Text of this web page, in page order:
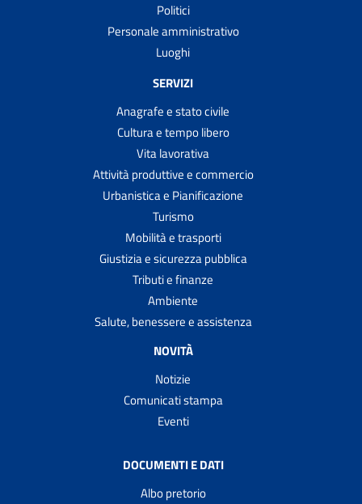
Politici
Personale amministrativo
Luoghi
SERVIZI
Anagrafe e stato civile
Cultura e tempo libero
Vita lavorativa
Attività produttive e commercio
Urbanistica e Pianificazione
Turismo
Mobilità e trasporti
Giustizia e sicurezza pubblica
Tributi e finanze
Ambiente
Salute, benessere e assistenza
NOVITÀ
Notizie
Comunicati stampa
Eventi
DOCUMENTI E DATI
Albo pretorio